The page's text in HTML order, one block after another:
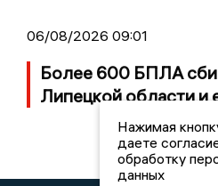
06/08/2026 09:01
Более 600 БПЛА
Липецкой области и
Нажимая
даете
обработку
данных